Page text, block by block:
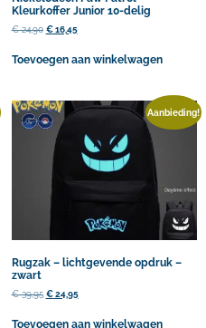
Kleurkoffer Junior 10-delig
€24,90 €16,45
Toevoegen aan winkelwagen
Aanbieding!
Rugzak – lichtgevende opdruk –
zwart
€39,95 €24,95
Toevoegen aan winkelwagen